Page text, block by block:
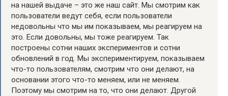
на нашей выдаче – это же наш сайт. Мы смотрим как
пользователи ведут себя, если пользователи
недовольны что мы им показываем, мы реагируем на
это. Если довольны, мы тоже реагируем. Так
построены сотни наших экспериментов и сотни
обновлений в год. Мы экспериментируем, показываем
что-то пользователям, смотрим что они делают, на
основании этого что-то меняем, или не меняем.
Поэтому мы смотрим на то, что они делают. Другой